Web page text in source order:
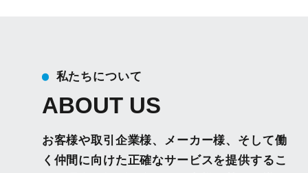
私たちについて
ABOUT US
お客様や取引企業様、メーカー様、そして働
く仲間に向けた正確なサービスを提供するこ